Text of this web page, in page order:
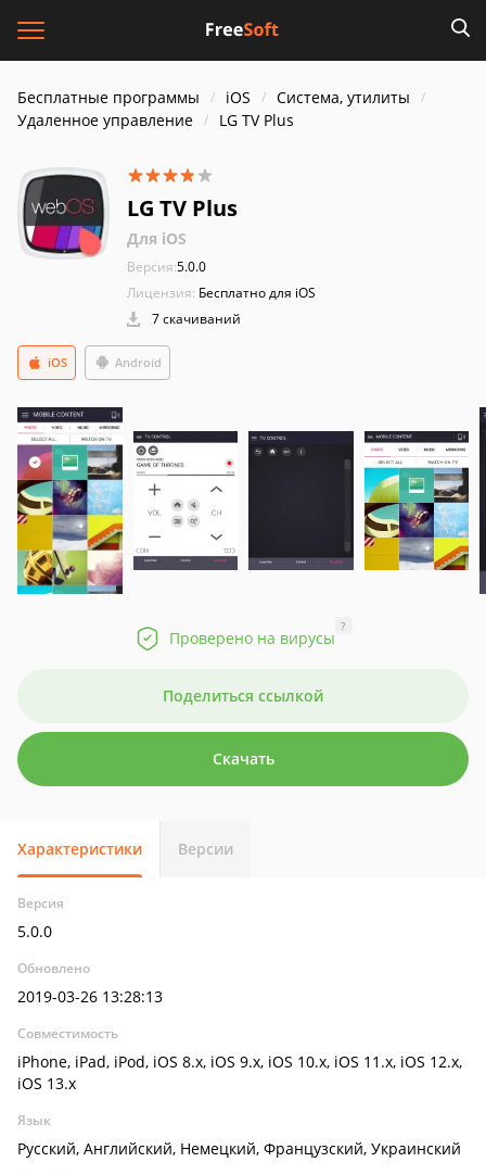
Бесплатные программы iOS
Система, утилиты
Удаленное управление
LG TV Plus
LG TV Plus
Для iOS
Версия:5.0.0
Лицензия: Бесплатно для iOS
7 скачиваний
Android
iOS
Проверено на вирусы
?
Поделиться ссылкой
Скачать
Характеристики Версии
Версия
5.0.0
Обновлено
2019-03-26 13:28:13
Совместимость
iPhone, iPad, iPod, iOS 8.x, iOS 9.x, iOS 10.x, iOS 11.x, iOS 12.x,
iOS 13.x
Язык
Русский, Английский, Немецкий, Французский, Украинский